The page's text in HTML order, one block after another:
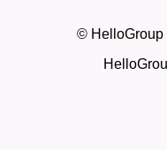
© HelloGroup